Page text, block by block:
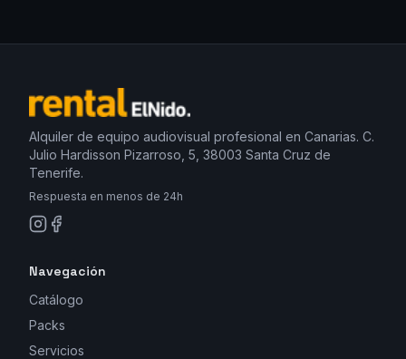
Alquiler de equipo audiovisual profesional en Canarias. C.
Julio Hardisson Pizarroso, 5, 38003 Santa Cruz de
Tenerife.
Respuesta en menos de 24h
Navegación
Catálogo
Packs
Servicios